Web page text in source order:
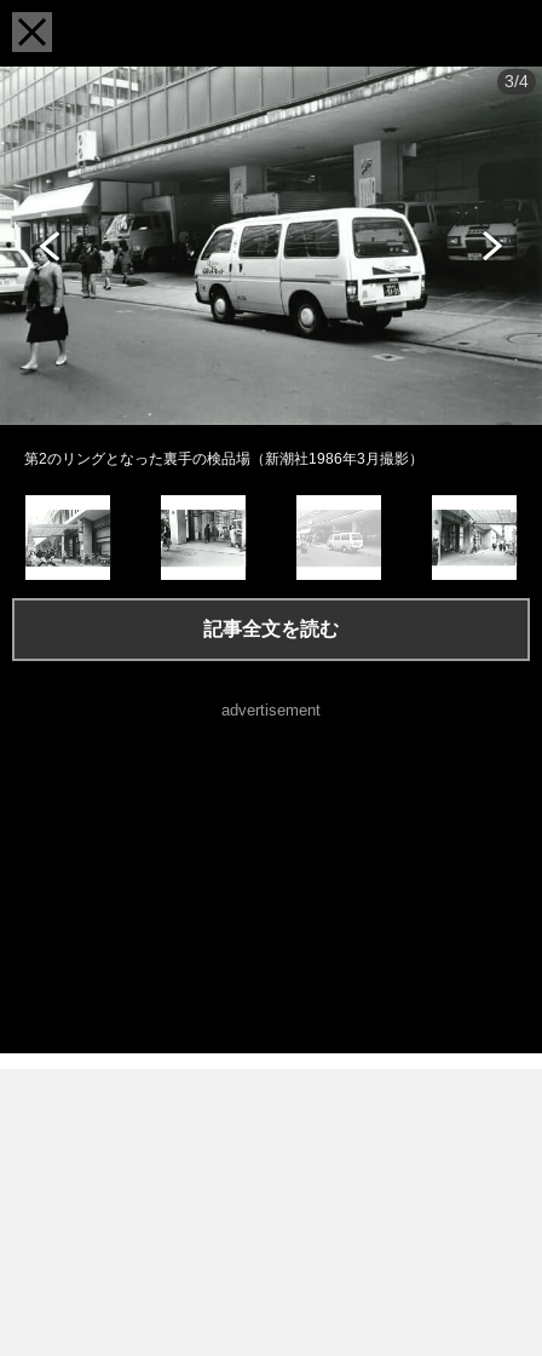
3/4
第2のリングとなった裏手の検品場（新潮社1986年3月撮影）
記事全文を読む
advertisement